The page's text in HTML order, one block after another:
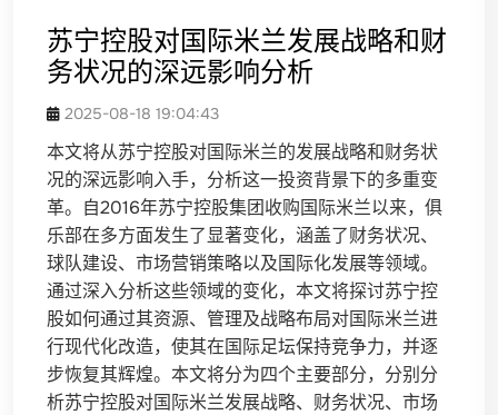
苏宁控股对国际米兰发展战略和财
务状况的深远影响分析
2025-08-18 19:04:43
本文将从苏宁控股对国际米兰的发展战略和财务状
况的深远影响入手，分析这一投资背景下的多重变
革。自2016年苏宁控股集团收购国际米兰以来，俱
乐部在多方面发生了显著变化，涵盖了财务状况、
球队建设、市场营销策略以及国际化发展等领域。
通过深入分析这些领域的变化，本文将探讨苏宁控
股如何通过其资源、管理及战略布局对国际米兰进
行现代化改造，使其在国际足坛保持竞争力，并逐
步恢复其辉煌。本文将分为四个主要部分，分别分
析苏宁控股对国际米兰发展战略、财务状况、市场